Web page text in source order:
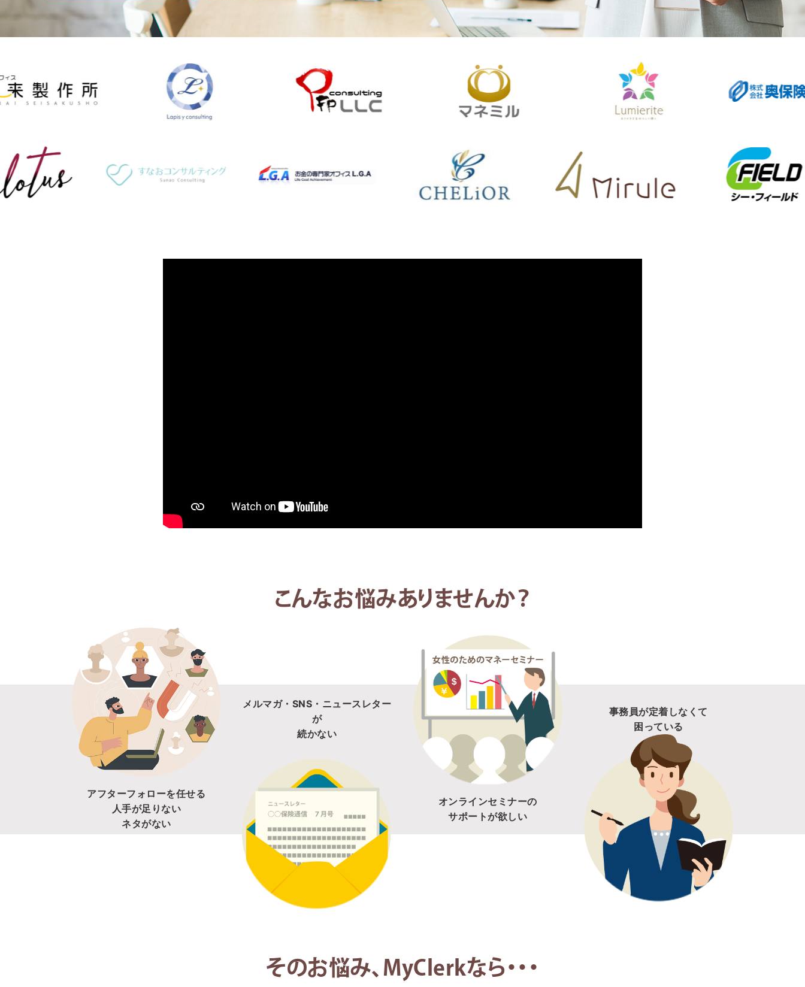
こんなお悩みありませんか？
アフターフォローを任せる
人手が足りない
ネタがない
メルマガ・SNS・ニュースレター
が
続かない
オンラインセミナーの
サポートが欲しい
事務員が定着しなくて
困っている
そのお悩み、MyClerkなら・・・